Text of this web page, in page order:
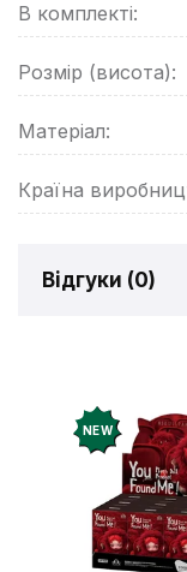
В комплекті:
Розмір (висота):
Матеріал:
Країна
Відгуки (0)
Додайте
NEW